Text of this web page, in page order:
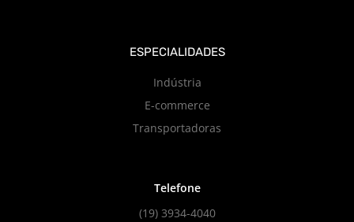
ESPECIALIDADES
Indústria
E-commerce
Transportadoras
Telefone
(19) 3934-4040